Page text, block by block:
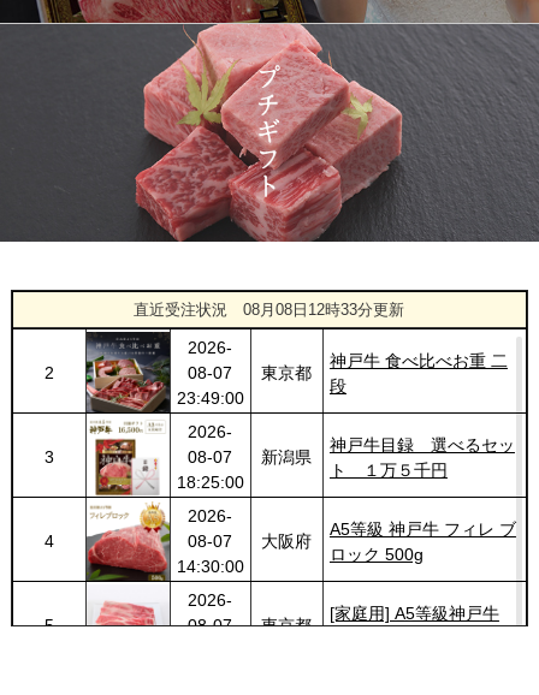
直近受注状況08月08日12時33分更新
2026-
03-14
20:48:00
神奈川
県
[訳あり][家庭用] A5等級
神戸牛 サーロインステー
キ 200g
2026-
03-14
18:00:00
福岡県
神戸牛カタログギフト
１万円
2026-
08-08
02:17:00
愛知県
[お徳用]アウトレット A5
等級神戸牛 焼肉・BBQ
セット (500g・1kg・
2
08-07
23:49:00
東京都
段
3
2026-
08-07
18:25:00
新潟県
神戸牛目録 選べるセッ
ト １万５千円
4
2026-
08-07
14:30:00
大阪府
A5等級 神戸牛 フィレ ブ
ロック 500g
5
2026-
08-07
13:01:00
東京都
[家庭用] A5等級神戸牛
肩ロースしゃぶしゃぶ
200g〜1kg
6
2026-
08-07
兵庫県
神戸牛ギフトセット 1万